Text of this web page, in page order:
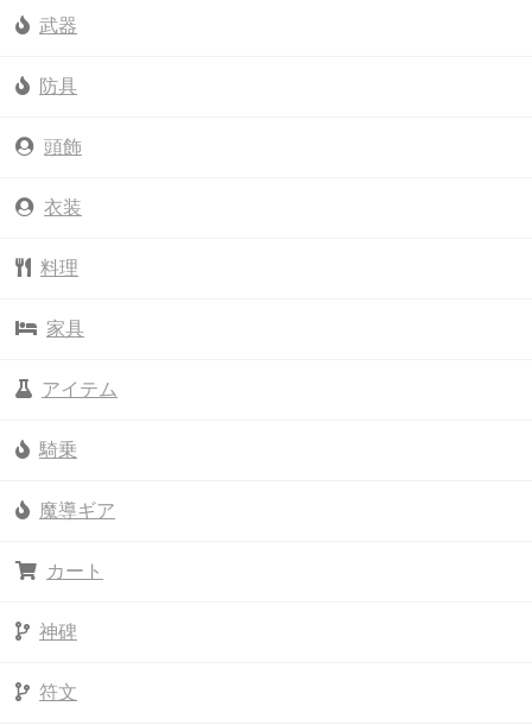
武器
防具
頭飾
衣装
料理
家具
アイテム
騎乗
魔導ギア
カート
神碑
符文